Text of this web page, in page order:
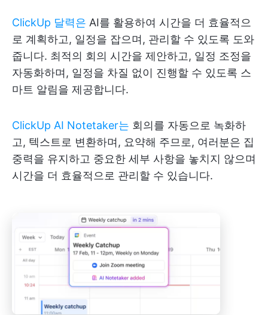
ClickUp 달력은 AI를 활용하여 시간을 더 효율적으
로 계획하고, 일정을 잡으며, 관리할 수 있도록 도와
줍니다. 최적의 회의 시간을 제안하고, 일정 조정을
자동화하며, 일정을 차질 없이 진행할 수 있도록 스
마트 알림을 제공합니다.
ClickUp AI Notetaker는 회의를 자동으로 녹화하
고, 텍스트로 변환하며, 요약해 주므로, 여러분은 집
중력을 유지하고 중요한 세부 사항을 놓치지 않으며
시간을 더 효율적으로 관리할 수 있습니다.